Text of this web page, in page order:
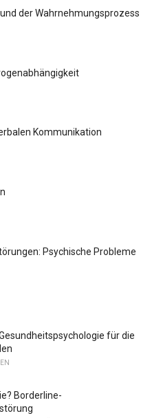
der Wahrnehmungsprozess
Kommunikation
Psychische Probleme
für die
Borderline-